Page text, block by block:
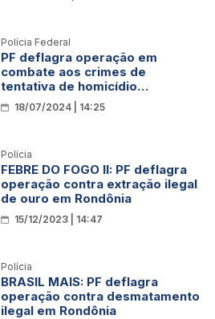
Polícia Federal
PF deflagra operação em
combate aos crimes de
tentativa de homicídio
qualificado e porte ilegal de
arma de fogo em Rondônia
18/07/2024 | 14:25
Polícia
FEBRE DO FOGO II: PF deflagra
operação contra extração ilegal
de ouro em Rondônia
15/12/2023 | 14:47
Polícia
BRASIL MAIS: PF deflagra
operação contra desmatamento
ilegal em Rondônia